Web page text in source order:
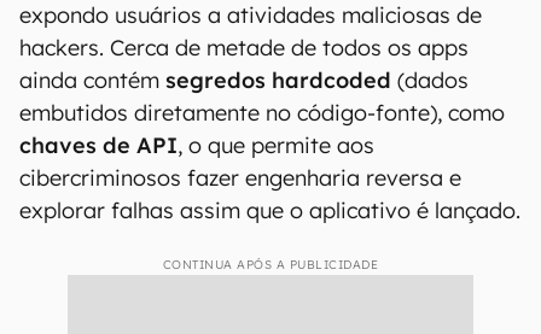
expondo usuários a atividades maliciosas de
hackers. Cerca de metade de todos os apps
ainda contém segredos hardcoded (dados
embutidos diretamente no código-fonte), como
chaves de API, o que permite aos
cibercriminosos fazer engenharia reversa e
explorar falhas assim que o aplicativo é lançado.
CONTINUA APÓS A PUBLICIDADE